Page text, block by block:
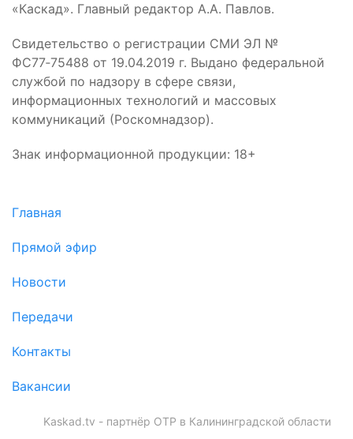
«Каскад». Главный редактор А.А. Павлов.
Свидетельство о регистрации СМИ ЭЛ №
ФС77‑75488 от 19.04.2019 г. Выдано федеральной
службой по надзору в сфере связи,
информационных технологий и массовых
коммуникаций (Роскомнадзор).
Знак информационной продукции: 18+
Главная
Прямой эфир
Новости
Передачи
Контакты
Вакансии
Kaskad.tv - партнёр ОТР в Калининградской области